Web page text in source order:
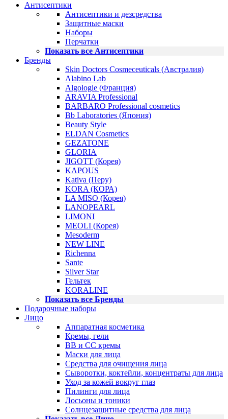
Антисептики
Антисептики и дезсредства
Защитные маски
Наборы
Перчатки
Показать все Антисептики
Бренды
Skin Doctors Cosmeceuticals (Австралия)
Alabino Lab
Algologie (Франция)
ARAVIA Professional
BARBARO Professional cosmetics
Bb Laboratories (Япония)
Beauty Style
ELDAN Cosmetics
GEZATONE
GLORIA
JIGOTT (Корея)
KAPOUS
Kativa (Перу)
KORA (КОРА)
LA MISO (Корея)
LANOPEARL
LIMONI
MEOLI (Корея)
Mesoderm
NEW LINE
Richenna
Sante
Silver Star
Гельтек
KORALINE
Показать все Бренды
Подарочные наборы
Лицо
Аппаратная косметика
Кремы, гели
BB и CC кремы
Маски для лица
Средства для очищения лица
Сыворотки, коктейли, концентраты для лица
Уход за кожей вокруг глаз
Пилинги для лица
Лосьоны и тоники
Солнцезащитные средства для лица